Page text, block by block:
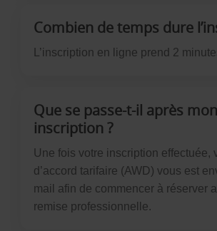
Combien de temps dure
L’inscription en ligne prend 2
Que se passe-t-il après mon
inscription ?
Une fois votre inscription effectuée,
d’accord tarifaire (AWD) vous est
mail afin de commencer à réserver
remise professionnelle.